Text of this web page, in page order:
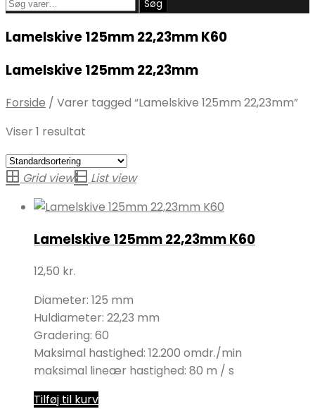
Søg
Lamelskive 125mm 22,23mm K60
Lamelskive 125mm 22,23mm
Forside / Varer tagged “Lamelskive 125mm 22,23mm”
Viser 1 resultat
Grid view List view
Lamelskive 125mm 22,23mm K60
12,50 kr.
Diameter: 125 mm
Huldiameter: 22,23 mm
Gradering: 60
Maksimal hastighed: 12.200 omdr./min
maksimal lineær hastighed: 80 m / s
Tilføj til kurv